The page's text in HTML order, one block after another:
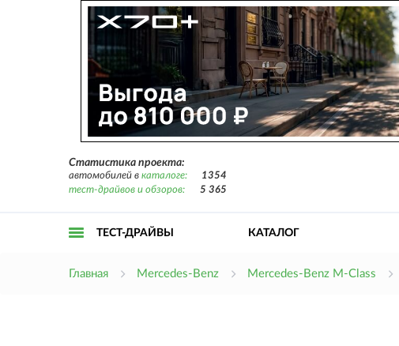
Статистика проекта:
автомобилей в каталоге:
1354
тест-драйвов и обзоров:
5 365
ТЕСТ-ДРАЙВЫ КАТАЛОГ
Главная Mercedes-Benz Mercedes-Benz M-Class